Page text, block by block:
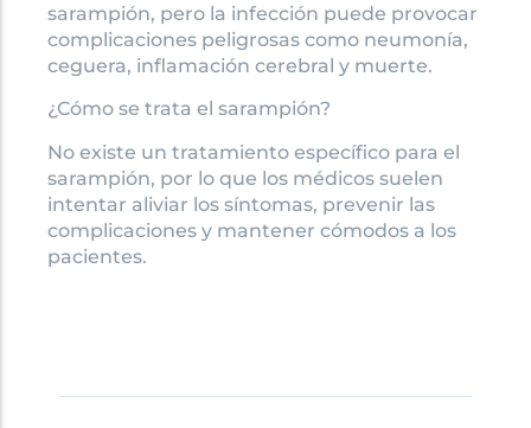
sarampión, pero la infección puede provocar
complicaciones peligrosas como neumonía,
ceguera, inflamación cerebral y muerte.
¿Cómo se trata el sarampión?
No existe un tratamiento específico para el
sarampión, por lo que los médicos suelen
intentar aliviar los síntomas, prevenir las
complicaciones y mantener cómodos a los
pacientes.